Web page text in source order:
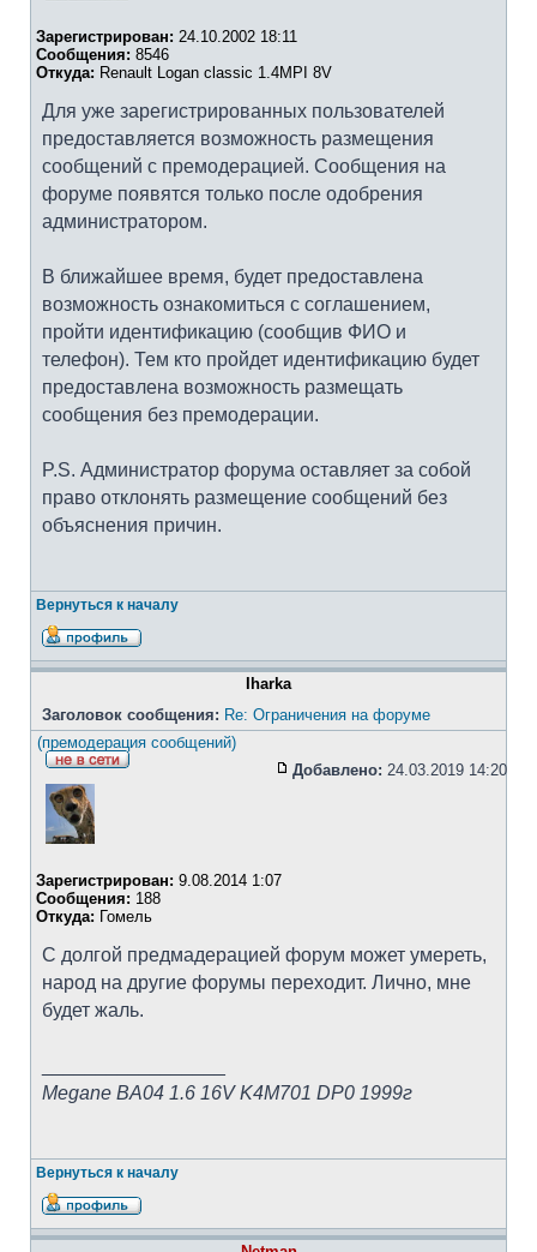
Зарегистрирован: 24.10.2002 18:11
Сообщения: 8546
Откуда: Renault Logan classic 1.4MPI 8V
Для уже зарегистрированных пользователей
предоставляется возможность размещения
сообщений с премодерацией. Сообщения на
форуме появятся только после одобрения
администратором.
В ближайшее время, будет предоставлена
возможность ознакомиться с соглашением,
пройти идентификацию (сообщив ФИО и
телефон). Тем кто пройдет идентификацию будет
предоставлена возможность размещать
сообщения без премодерации.
P.S. Администратор форума оставляет за собой
право отклонять размещение сообщений без
объяснения причин.
Вернуться к началу
Iharka
Заголовок сообщения: Re: Ограничения на форуме
(премодерация сообщений)
Добавлено: 24.03.2019 14:20
Зарегистрирован: 9.08.2014 1:07
Сообщения: 188
Откуда: Гомель
С долгой предмадерацией форум может умереть,
народ на другие форумы переходит. Лично, мне
будет жаль.
Megane BA04 1.6 16V K4M701 DP0 1999г
Вернуться к началу